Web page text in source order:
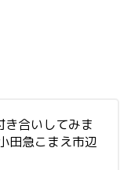
合いしてみま
田急こまえ市辺